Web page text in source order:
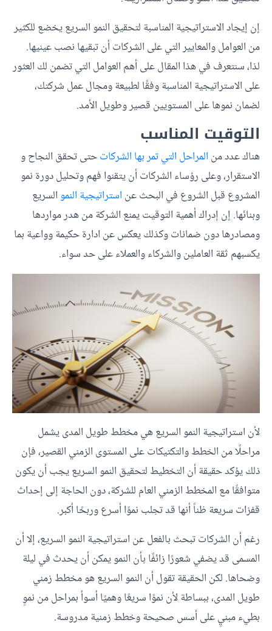
إن إيجاد الاستراتيجية المناسبة لتحقيق النمو السريع يخضع للكثير
من العوامل والمعايير التي على الشركات أن تبقيها نصب عينيها.
لذا، سنتعرف في هذا المقال على أهم العوامل التي تضمن لك العثور
على الاستراتيجية المناسبة وفقًا لطبيعة ومجال عمل شركتك،
لضمان نموها على المستويين قصير وطويل الأمد.
التوقيت المناسب
هناك عدد من المراحل التي تمر بها الشركاتحتى تحقق النجاح و
الاستقرار، وعلى رؤساء الشركات أن يتقنوا فهم وتحليل دورة نمو
المشروع قبل الشروع في البحث عن استراتيجية النموالسريع
وبنائها. إن إدراك أهمية التوقيت يمنع الشركة من هدر مواردها
ومصادرها دون ضمانات وكذلك يعكس عن ادارة حكيمة وواعية بما
يكسبهم ثقة العاملين والشركاء والعملاء على حد سواء.
لأن استراتيجية النمو السريع هي مخطط طويل المدى يشمل
مراحلًا من الخطط والتكتيكات على المستوى الزمني القصير، فإن
ذلك يؤكد حقيقة أن التخطيط لتحقيق النمو السريع يجب أن يكون
متوافقًا مع المخطط الزمني العام للشركة، دون الحاجة إلى إحداث
قفزات سريعة ظناً أنها قد تجلب نموًا أسرع وربحًا أكبر.
رغم أن الشركات تبحث بالفعل عن استراتيجية النمو السريع، إلا أن
المسمى قد يضفي شعورًا زائفًا بأن النمو يمكن أن يحدث في ليلة
وضحاها. لكن الحقيقة تقول أن النمو السريع هو مخطط زمني
طويل المدى، ببساطة لأن نموًا سريعًا وهميًا أسوأ بمراحل من نموٍ
بطيء مبنيٍ على أسس صحيحة وخطط زمنية مدروسة.